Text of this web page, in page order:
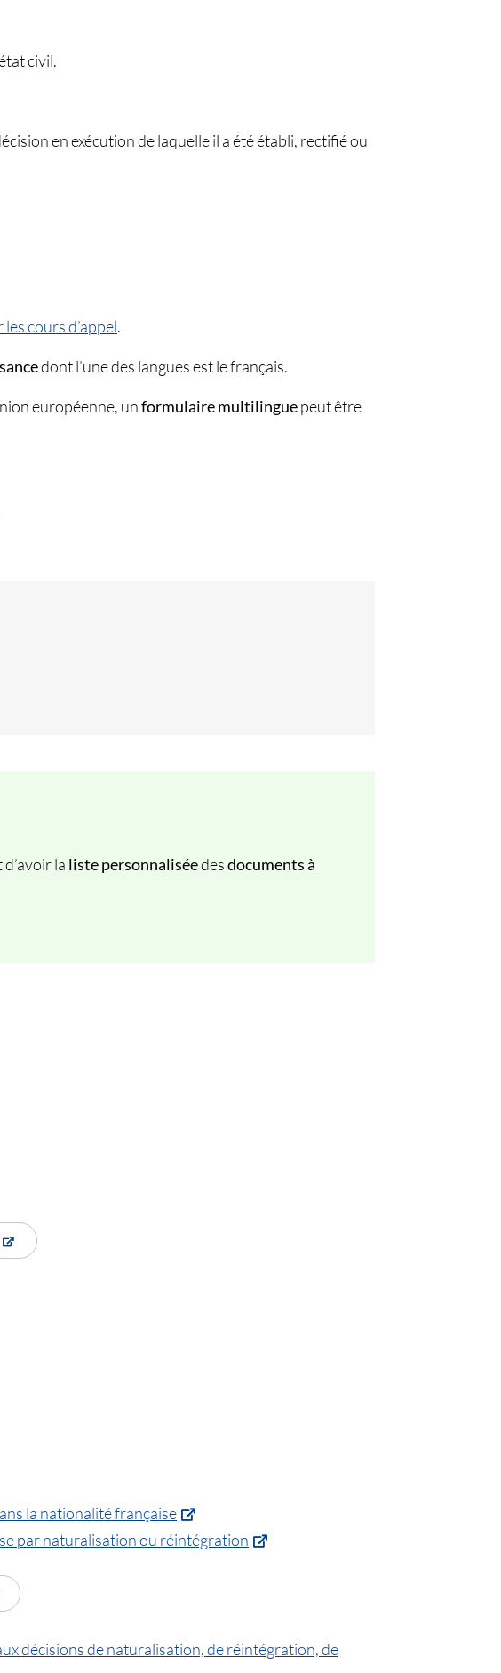
civil.
en exécution de laquelle il a été établi, rectifié ou
cours d’appel.
dont l’une des langues est le français.
européenne, unformulaire multilinguepeut être
la liste personnaliséedesdocuments à
la nationalité française
par naturalisation ou réintégration
décisions de naturalisation, de réintégration, de